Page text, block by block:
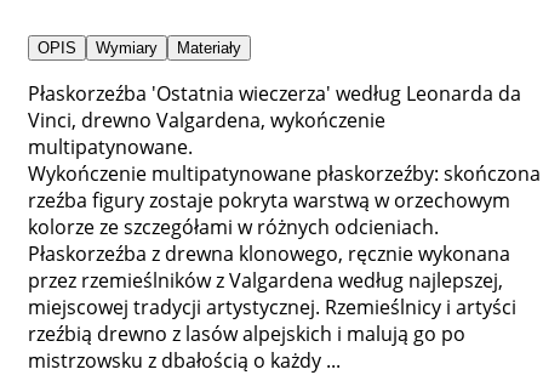
OPIS Wymiary Materiały
Płaskorzeźba 'Ostatnia wieczerza' według Leonarda da
Vinci, drewno Valgardena, wykończenie
multipatynowane.
Wykończenie multipatynowane płaskorzeźby: skończona
rzeźba figury zostaje pokryta warstwą w orzechowym
kolorze ze szczegółami w różnych odcieniach.
Płaskorzeźba z drewna klonowego, ręcznie wykonana
przez rzemieślników z Valgardena według najlepszej,
miejscowej tradycji artystycznej. Rzemieślnicy i artyści
rzeźbią drewno z lasów alpejskich i malują go po
mistrzowsku z dbałością o każdy ...